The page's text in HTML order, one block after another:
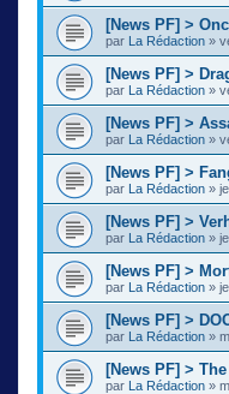
[News PF] >
par La Rédaction »
[News PF] >
par La Rédaction »
[News PF] >
par La Rédaction »
[News PF] >
par La Rédaction »
[News PF] >
par La Rédaction »
[News PF] >
par La Rédaction »
[News PF] >
par La Rédaction »
[News PF] >
par La Rédaction »